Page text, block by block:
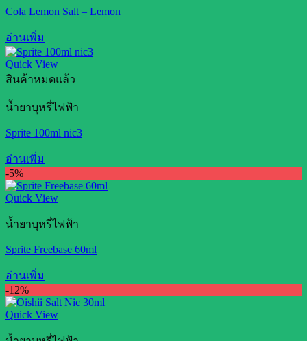
Cola Lemon Salt – Lemon
อ่านเพิ่ม
Quick View
สินค้าหมดแล้ว
น้ำยาบุหรี่ไฟฟ้า
Sprite 100ml nic3
อ่านเพิ่ม
-5%
Quick View
น้ำยาบุหรี่ไฟฟ้า
Sprite Freebase 60ml
อ่านเพิ่ม
-12%
Quick View